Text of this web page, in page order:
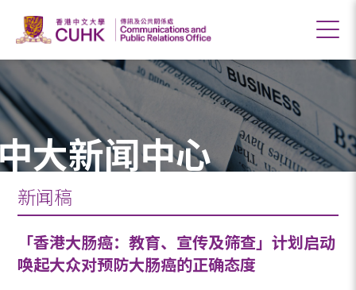
大新闻中心
新闻稿
「香港大肠癌：教育、宣传及筛查」计划启动
唤起大众对预防大肠癌的正确态度